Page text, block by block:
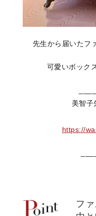
先生から届いたフ
可愛いボック
美智子
https://
フ